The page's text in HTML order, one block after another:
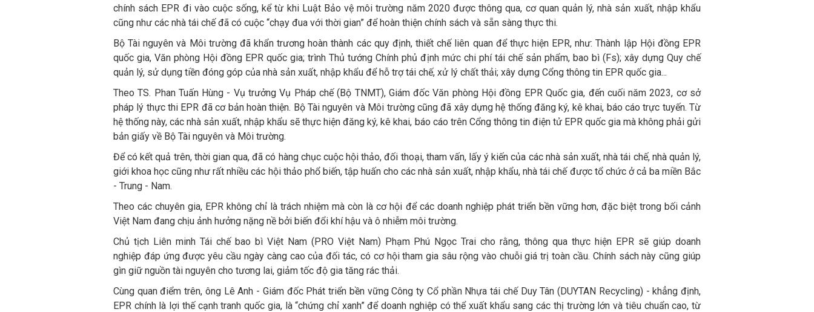
chính sách EPR đi vào cuộc sống, kể từ khi Luật Bảo vệ môi trường năm 2020 được thông qua, cơ quan quản lý, nhà sản xuất, nhập khẩu
cũng như các nhà tái chế đã có cuộc “chạy đua với thời gian” để hoàn thiện chính sách và sẵn sàng thực thi.
Bộ Tài nguyên và Môi trường đã khẩn trương hoàn thành các quy định, thiết chế liên quan để thực hiện EPR, như: Thành lập Hội đồng EPR
quốc gia, Văn phòng Hội đồng EPR quốc gia; trình Thủ tướng Chính phủ định mức chi phí tái chế sản phẩm, bao bì (Fs); xây dựng Quy chế
quản lý, sử dụng tiền đóng góp của nhà sản xuất, nhập khẩu để hỗ trợ tái chế, xử lý chất thải; xây dựng Cổng thông tin EPR quốc gia...
Theo TS. Phan Tuấn Hùng - Vụ trưởng Vụ Pháp chế (Bộ TNMT), Giám đốc Văn phòng Hội đồng EPR Quốc gia, đến cuối năm 2023, cơ sở
pháp lý thực thi EPR đã cơ bản hoàn thiện. Bộ Tài nguyên và Môi trường cũng đã xây dựng hệ thống đăng ký, kê khai, báo cáo trực tuyến. Từ
hệ thống này, các nhà sản xuất, nhập khẩu sẽ thực hiện đăng ký, kê khai, báo cáo trên Cổng thông tin điện tử EPR quốc gia mà không phải gửi
bản giấy về Bộ Tài nguyên và Môi trường.
Để có kết quả trên, thời gian qua, đã có hàng chục cuộc hội thảo, đối thoại, tham vấn, lấy ý kiến của các nhà sản xuất, nhà tái chế, nhà quản lý,
giới khoa học cũng như rất nhiều các hội thảo phổ biến, tập huấn cho các nhà sản xuất, nhập khẩu, nhà tái chế được tổ chức ở cả ba miền Bắc
- Trung - Nam.
Theo các chuyên gia, EPR không chỉ là trách nhiệm mà còn là cơ hội để các doanh nghiệp phát triển bền vững hơn, đặc biệt trong bối cảnh
Việt Nam đang chịu ảnh hưởng nặng nề bởi biến đổi khí hậu và ô nhiễm môi trường.
Chủ tịch Liên minh Tái chế bao bì Việt Nam (PRO Việt Nam) Phạm Phú Ngọc Trai cho rằng, thông qua thực hiện EPR sẽ giúp doanh
nghiệp đáp ứng được yêu cầu ngày càng cao của đối tác, có cơ hội tham gia sâu rộng vào chuỗi giá trị toàn cầu. Chính sách này cũng giúp
gìn giữ nguồn tài nguyên cho tương lai, giảm tốc độ gia tăng rác thải.
Cùng quan điểm trên, ông Lê Anh - Giám đốc Phát triển bền vững Công ty Cổ phần Nhựa tái chế Duy Tân (DUYTAN Recycling) - khẳng định,
EPR chính là lợi thế cạnh tranh quốc gia, là “chứng chỉ xanh” để doanh nghiệp có thể xuất khẩu sang các thị trường lớn và tiêu chuẩn cao, từ